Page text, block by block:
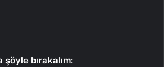
şöyle bırakalım: